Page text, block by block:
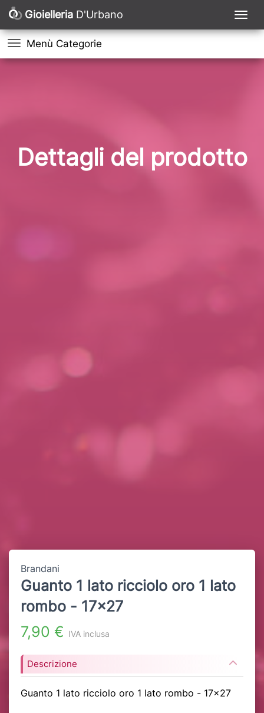
Gioielleria D'Urbano
Menù Categorie
Dettagli del prodotto
Brandani
Guanto 1 lato ricciolo oro 1 lato
rombo - 17x27
7,90 € IVA inclusa
Descrizione
Guanto 1 lato ricciolo oro 1 lato rombo - 17x27